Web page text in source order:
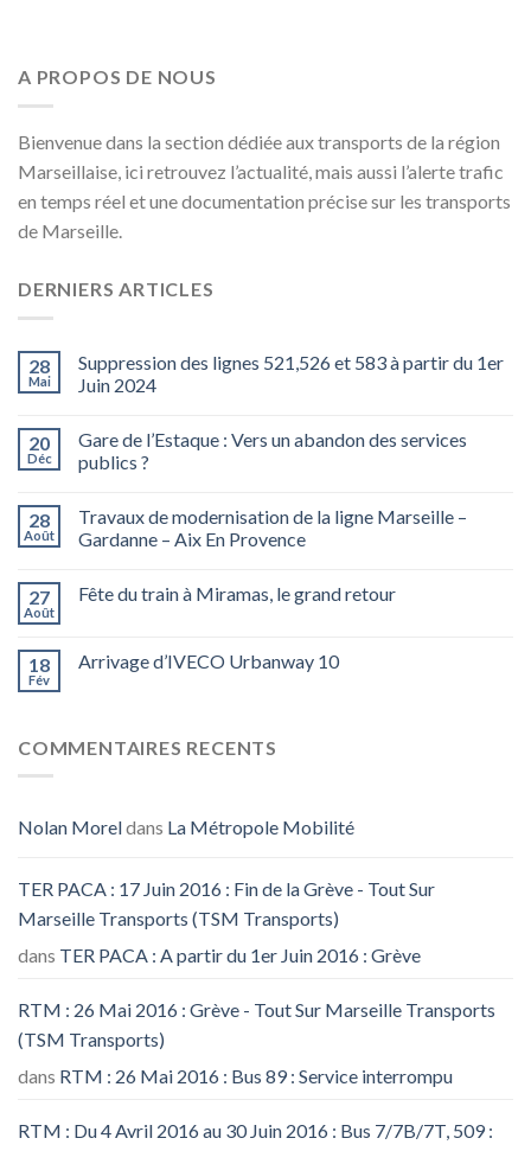
A PROPOS DE NOUS
Bienvenue dans la section dédiée aux transports de la région
Marseillaise, ici retrouvez l’actualité, mais aussi l’alerte trafic
en temps réel et une documentation précise sur les transports
de Marseille.
DERNIERS ARTICLES
28
Mai
Suppression des lignes 521,526 et 583 à partir du 1er
Juin 2024
20
Déc
Gare de l’Estaque : Vers un abandon des services
publics ?
28
Août
Travaux de modernisation de la ligne Marseille –
Gardanne – Aix En Provence
27
Août
Fête du train à Miramas, le grand retour
18
Fév
Arrivage d’IVECO Urbanway 10
COMMENTAIRES RECENTS
Nolan Moreldans La Métropole Mobilité
TER PACA : 17 Juin 2016 : Fin de la Grève - Tout Sur
Marseille Transports (TSM Transports)
dans TER PACA : A partir du 1er Juin 2016 : Grève
RTM : 26 Mai 2016 : Grève - Tout Sur Marseille Transports
(TSM Transports)
dans RTM : 26 Mai 2016 : Bus 89 : Service interrompu
RTM : Du 4 Avril 2016 au 30 Juin 2016 : Bus 7/7B/7T, 509 :